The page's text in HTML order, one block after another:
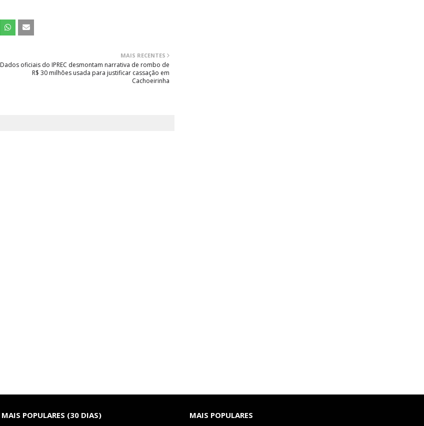
MAIS RECENTES
Dados oficiais do IPREC desmontam narrativa de rombo de
R$ 30 milhões usada para justificar cassação em
Cachoeirinha
MAIS POPULARES (30 DIAS) MAIS POPULARES